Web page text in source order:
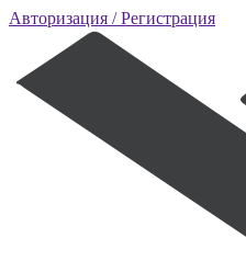
Авторизация / Регистрация